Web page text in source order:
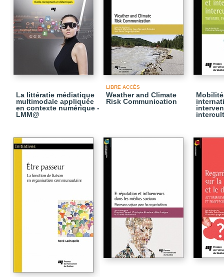
La littératie médiatique
multimodale appliquée
en contexte numérique -
LMM@
LIBRE ACCÈS
Weather and Climate
Risk Communication